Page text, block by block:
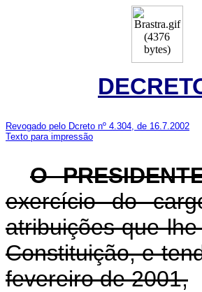
Revogado pelo Dcreto nº 4.304, de 16.7.2002
Texto para impressão
O
exercício do
atribuições que
Constituição, e
fevereiro de 2001,